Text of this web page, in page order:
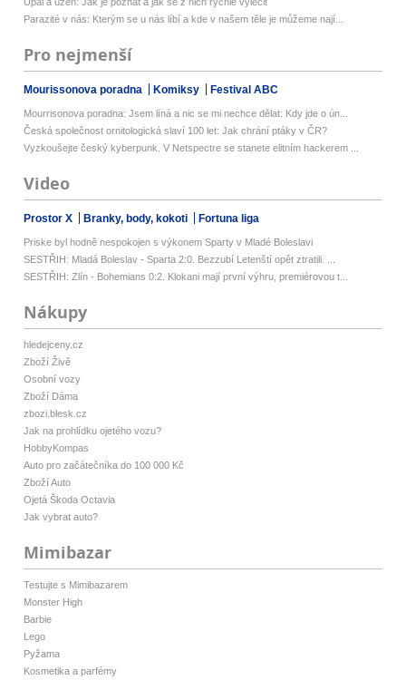
Parazité v nás: Kterým se u nás líbí a kde v našem těle je můžeme nají...
Pro nejmenší
Mourissonova poradna Komiksy Festival ABC
Mourrisonova poradna: Jsem líná a nic se mi nechce dělat: Kdy jde o ún...
Česká společnost ornitologická slaví 100 let: Jak chrání ptáky v ČR?
Vyzkoušejte český kyberpunk. V Netspectre se stanete elitním hackerem ...
Video
Prostor X Branky, body, kokoti Fortuna liga
Priske byl hodně nespokojen s výkonem Sparty v Mladé Boleslavi
SESTŘIH: Mladá Boleslav - Sparta 2:0. Bezzubí Letenští opět ztratili. ...
SESTŘIH: Zlín - Bohemians 0:2. Klokani mají první výhru, premiérovou t...
Nákupy
hledejceny.cz
Zboží Živě
Osobní vozy
Zboží Dáma
zbozi.blesk.cz
Jak na prohlídku ojetého vozu?
HobbyKompas
Auto pro začátečníka do 100 000 Kč
Zboží Auto
Ojetá Škoda Octavia
Jak vybrat auto?
Mimibazar
Testujte s Mimibazarem
Monster High
Barbie
Lego
Pyžama
Kosmetika a parfémy